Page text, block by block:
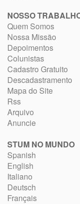
NOSSO
Quem Somos
Nossa Missão
Depoimentos
Colunistas
Cadastro Gratuito
Descadastramento
Mapa do Site
Rss
Arquivo
Anuncie
STUM NO MUNDO
Spanish
English
Italiano
Deutsch
Français